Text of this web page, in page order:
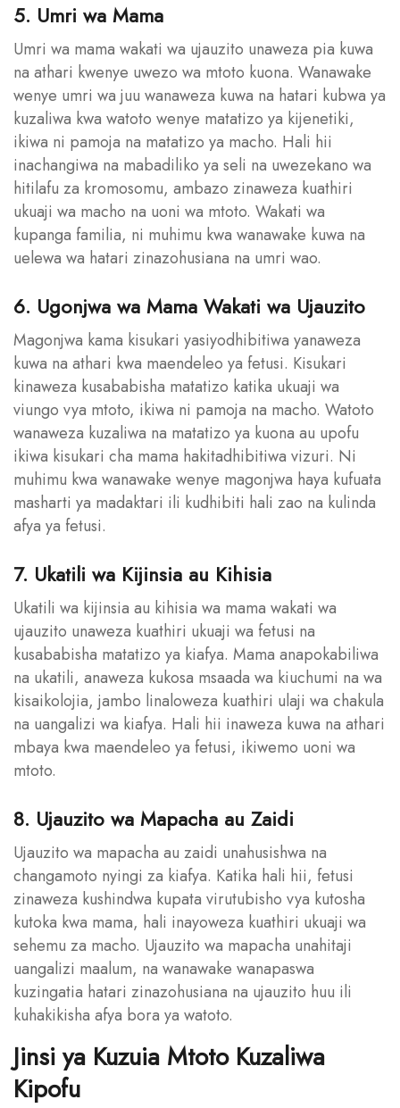
5. Umri wa Mama
Umri wa mama wakati wa ujauzito unaweza pia kuwa
na athari kwenye uwezo wa mtoto kuona. Wanawake
wenye umri wa juu wanaweza kuwa na hatari kubwa ya
kuzaliwa kwa watoto wenye matatizo ya kijenetiki,
ikiwa ni pamoja na matatizo ya macho. Hali hii
inachangiwa na mabadiliko ya seli na uwezekano wa
hitilafu za kromosomu, ambazo zinaweza kuathiri
ukuaji wa macho na uoni wa mtoto. Wakati wa
kupanga familia, ni muhimu kwa wanawake kuwa na
uelewa wa hatari zinazohusiana na umri wao.
6. Ugonjwa wa Mama Wakati wa Ujauzito
Magonjwa kama kisukari yasiyodhibitiwa yanaweza
kuwa na athari kwa maendeleo ya fetusi. Kisukari
kinaweza kusababisha matatizo katika ukuaji wa
viungo vya mtoto, ikiwa ni pamoja na macho. Watoto
wanaweza kuzaliwa na matatizo ya kuona au upofu
ikiwa kisukari cha mama hakitadhibitiwa vizuri. Ni
muhimu kwa wanawake wenye magonjwa haya kufuata
masharti ya madaktari ili kudhibiti hali zao na kulinda
afya ya fetusi.
7. Ukatili wa Kijinsia au Kihisia
Ukatili wa kijinsia au kihisia wa mama wakati wa
ujauzito unaweza kuathiri ukuaji wa fetusi na
kusababisha matatizo ya kiafya. Mama anapokabiliwa
na ukatili, anaweza kukosa msaada wa kiuchumi na wa
kisaikolojia, jambo linaloweza kuathiri ulaji wa chakula
na uangalizi wa kiafya. Hali hii inaweza kuwa na athari
mbaya kwa maendeleo ya fetusi, ikiwemo uoni wa
mtoto.
8. Ujauzito wa Mapacha au Zaidi
Ujauzito wa mapacha au zaidi unahusishwa na
changamoto nyingi za kiafya. Katika hali hii, fetusi
zinaweza kushindwa kupata virutubisho vya kutosha
kutoka kwa mama, hali inayoweza kuathiri ukuaji wa
sehemu za macho. Ujauzito wa mapacha unahitaji
uangalizi maalum, na wanawake wanapaswa
kuzingatia hatari zinazohusiana na ujauzito huu ili
kuhakikisha afya bora ya watoto.
Jinsi ya Kuzuia Mtoto Kuzaliwa
Kipofu